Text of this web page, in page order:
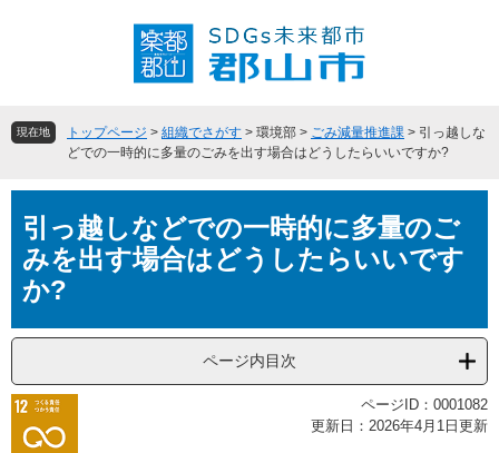
頭
飛現在地 トップページ > 組織でさがす > 環境部 > ごみ減量推進課 > 引っ越しな
どでの一時的に多量のごみを出す場合はどうしたらいいですか?
文引っ越しなどでの一時的に多量のご
みを出す場合はどうしたらいいです
か?
ページ内目次
ページID：0001082
更新日：2026年4月1日更新